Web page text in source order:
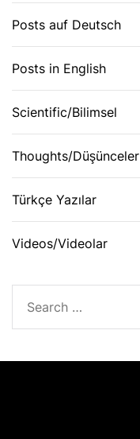
Posts auf Deutsch
Posts in English
Scientific/Bilimsel
Thoughts/Düşünceler
Türkçe Yazılar
Videos/Videolar
for: